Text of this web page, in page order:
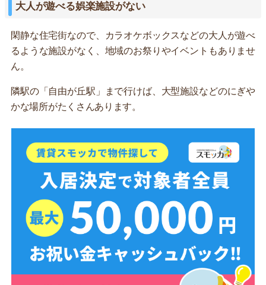
大人が遊べる娯楽施設がない
閑静な住宅街なので、カラオケボックスなどの大人が遊べ
るような施設がなく、地域のお祭りやイベントもありませ
ん。
隣駅の「自由が丘駅」まで行けば、大型施設などのにぎや
かな場所がたくさんあります。